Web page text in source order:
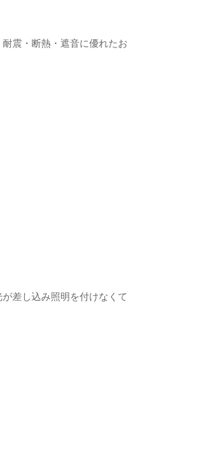
震・断熱・遮音に優れたお
差し込み照明を付けなくて